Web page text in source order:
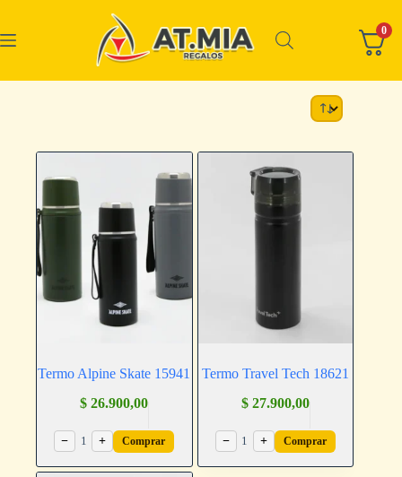
Termo Alpine Skate 15941
$ 26.900,00
− 1 + Comprar
Termo Travel Tech 18621
$27.900,00
− 1 + Comprar
0